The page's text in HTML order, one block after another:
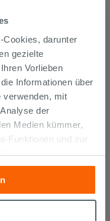
Cookies, darunter
gezielte
Vorlieben
Informationen über
verwenden, mit
der
Medien kümmer,
Funktionen und zur
könnten sie mit
geliefert haben oder
Dienste
Sie mehr wissen
oder einigen
FÖRMIG